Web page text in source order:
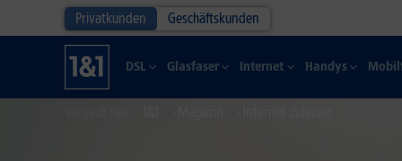
Privatkunden Geschäftskunden
DSL Glasfaser Internet Handys